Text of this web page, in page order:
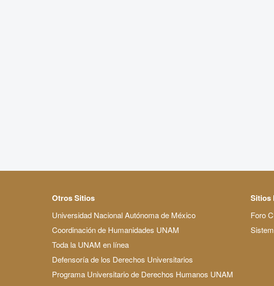
Otros Sitios
Universidad Nacional Autónoma de México
Coordinación de Humanidades UNAM
Toda la UNAM en línea
Defensoría de los Derechos Universitarios
Programa Universitario de Derechos Humanos UNAM
Sitios
Foro